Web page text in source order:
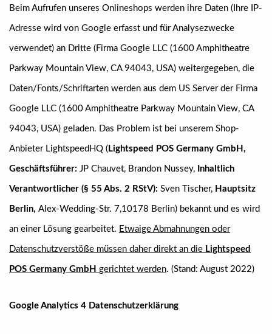
Beim Aufrufen unseres Onlineshops werden ihre Daten (Ihre IP-
Adresse wird von Google erfasst und für Analysezwecke
verwendet) an Dritte (Firma Google LLC (1600 Amphitheatre
Parkway Mountain View, CA 94043, USA) weitergegeben, die
Daten/Fonts/Schriftarten werden aus dem US Server der Firma
Google LLC (1600 Amphitheatre Parkway Mountain View, CA
94043, USA) geladen. Das Problem ist bei unserem Shop-
Anbieter LightspeedHQ ( Lightspeed POS Germany GmbH,
Geschäftsführer: JP Chauvet, Brandon Nussey, Inhaltlich
Verantwortlicher (§ 55 Abs. 2 RStV): Sven Tischer, Hauptsitz
Berlin, Alex-Wedding-Str. 7,10178 Berlin) bekannt und es wird
an einer Lösung gearbeitet. Etwaige Abmahnungen oder
Datenschutzverstöße müssen daher direkt an die Lightspeed
POS Germany GmbH gerichtet werden. (Stand: August 2022)
Google Analytics 4 Datenschutzerklärung